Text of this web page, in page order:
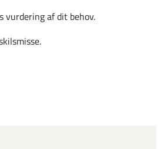
vurdering af dit behov.